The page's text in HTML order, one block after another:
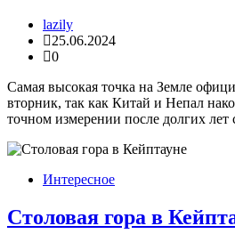
lazily
25.06.2024
0
Самая высокая точка на Земле
вторник, так как Китай и Непал
точном измерении после долгих
Интересное
Столовая гора в